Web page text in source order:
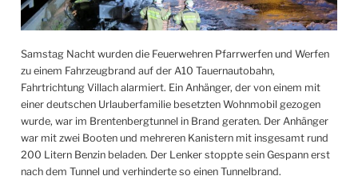
Samstag Nacht wurden die Feuerwehren Pfarrwerfen und Werfen
zu einem Fahrzeugbrand auf der A10 Tauernautobahn,
Fahrtrichtung Villach alarmiert. Ein Anhänger, der von einem mit
einer deutschen Urlauberfamilie besetzten Wohnmobil gezogen
wurde, war im Brentenbergtunnel in Brand geraten. Der Anhänger
war mit zwei Booten und mehreren Kanistern mit insgesamt rund
200 Litern Benzin beladen. Der Lenker stoppte sein Gespann erst
nach dem Tunnel und verhinderte so einen Tunnelbrand.